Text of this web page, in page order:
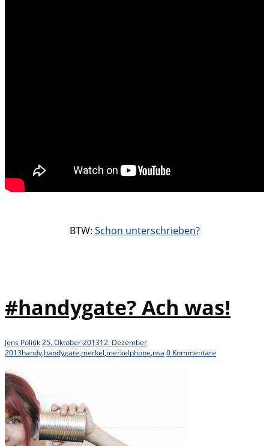
BTW: Schon unterschrieben?
#handygate? Ach was!
Jens Politik25. Oktober 201312. Dezember
2013handy,handygate,merkel,merkelphone,nsa 0 Kommentare